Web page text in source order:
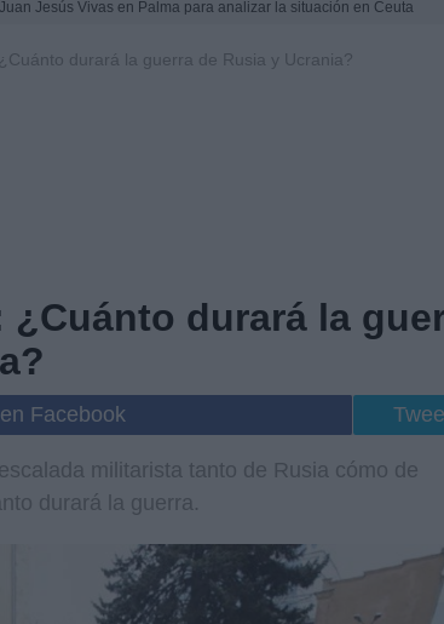
Jesús Vivas en Palma para analizar la situación en Ceuta
y humanitario en Ceuta tras la llegada masiva de migrantes
durará la guerra de Rusia y Ucrania?
durará la
Facebook
militarista tanto de Rusia cómo de
durará la guerra.